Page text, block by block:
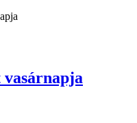
vasárnapja